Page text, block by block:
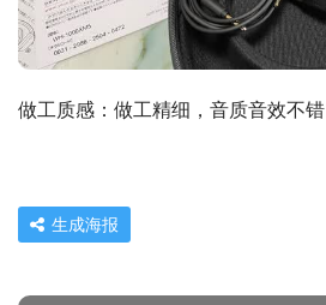
做工质感：做工精细，音质音效不错
生成海报